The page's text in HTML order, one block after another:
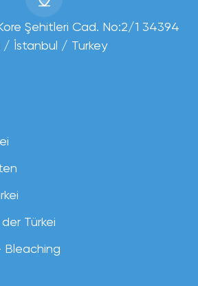
Şehitleri Cad. No:2/1 34394
/ İstanbul / Turkey
Türkei
Bleaching